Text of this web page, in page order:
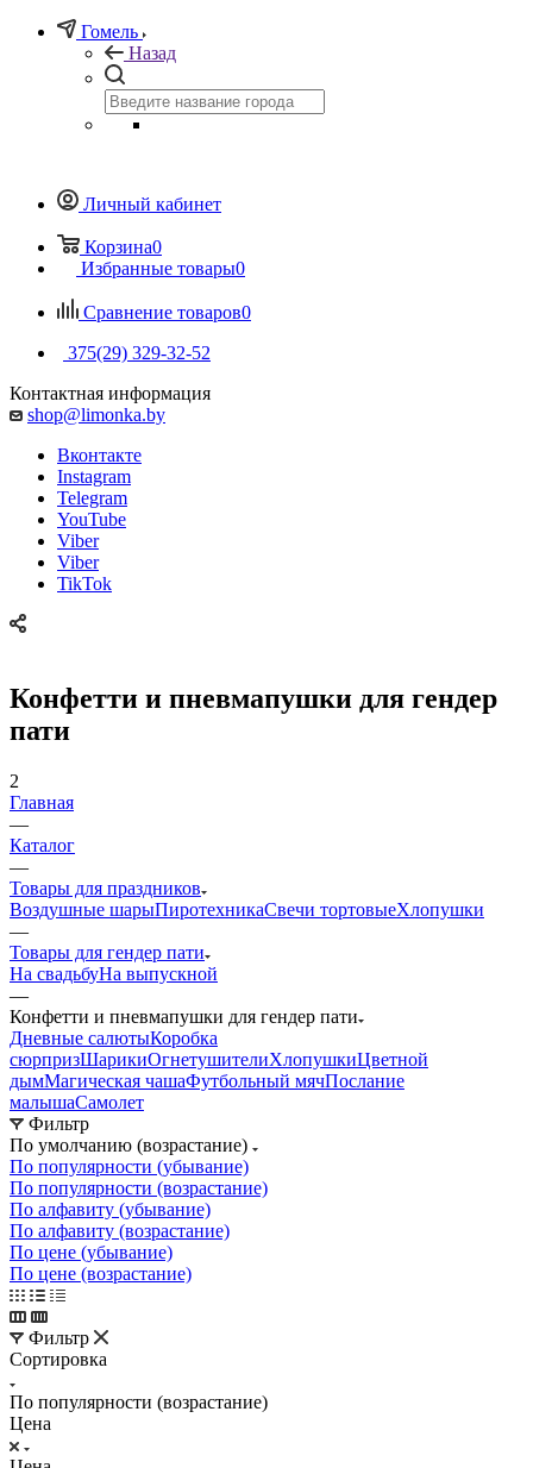
Гомель
Назад
Личный кабинет
Корзина0
Избранные товары0
Сравнение товаров0
375(29) 329-32-52
Контактная информация
shop@limonka.by
Вконтакте
Instagram
Telegram
YouTube
Viber
Viber
TikTok
Конфетти и пневмапушки для гендер
пати
2
Главная
—
Каталог
—
Товары для праздников
Воздушные шарыПиротехникаСвечи тортовыеХлопушки
—
Товары для гендер пати
На свадьбуНа выпускной
—
Конфетти и пневмапушки для гендер пати
Дневные салютыКоробка
сюрпризШарикиОгнетушителиХлопушкиЦветной
дымМагическая чашаФутбольный мячПослание
малышаСамолет
Фильтр
По умолчанию (возрастание)
По популярности (убывание)
По популярности (возрастание)
По алфавиту (убывание)
По алфавиту (возрастание)
По цене (убывание)
По цене (возрастание)
Фильтр
Сортировка
По популярности (возрастание)
Цена